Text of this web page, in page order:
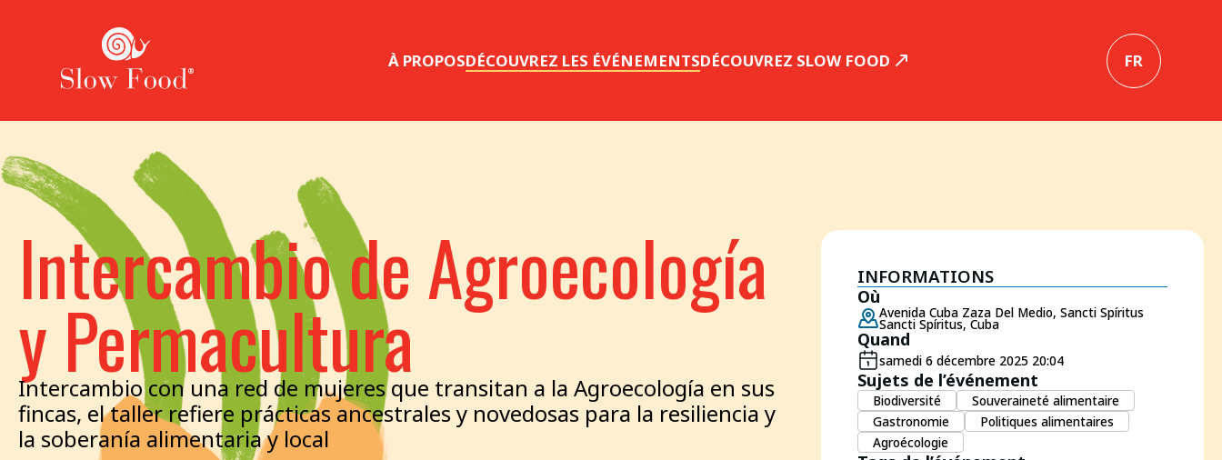
À PROPOSDÉCOUVREZ LES ÉVÉNEMENTSDÉCOUVREZ SLOW FOOD FR
Intercambio de Agroecología
y Permacultura
Intercambio con una red de mujeres que transitan a la Agroecología en sus
fincas, el taller refiere prácticas ancestrales y novedosas para la resiliencia y
la soberanía alimentaria y local
INFORMATIONS
Où
Avenida Cuba Zaza Del Medio, Sancti Spíritus
Sancti Spíritus, Cuba
Quand
samedi 6 décembre 2025 20:04
Sujets de l’événement
Biodiversité
Souveraineté alimentaire
Gastronomie
Politiques alimentaires
Agroécologie